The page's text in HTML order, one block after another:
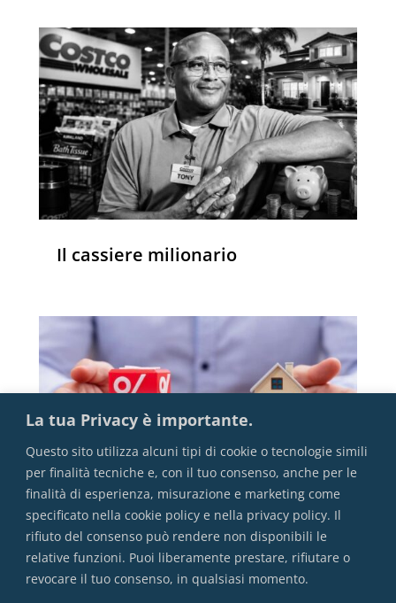
La tua Privacy è importante.
Questo sito utilizza alcuni tipi di cookie o tecnologie simili
per finalità tecniche e, con il tuo consenso, anche per le
finalità di esperienza, misurazione e marketing come
specificato nella cookie policy e nella privacy policy. Il
rifiuto del consenso può rendere non disponibili le
relative funzioni. Puoi liberamente prestare, rifiutare o
revocare il tuo consenso, in qualsiasi momento.
Il cassiere milionario
Mutuo: Fisso o Variabile?